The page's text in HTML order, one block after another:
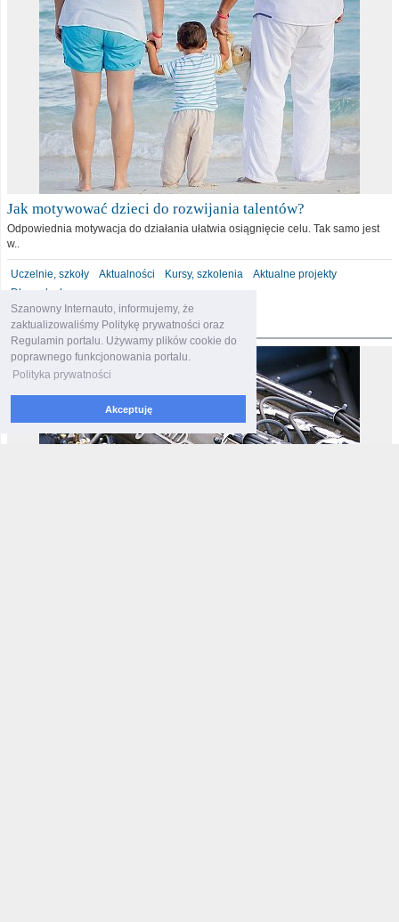
Szanowny Internauto, informujemy, że
zaktualizowaliśmy Politykę prywatności oraz
Regulamin portalu. Używamy plików cookie do
poprawnego funkcjonowania portalu.
Polityka prywatności
Akceptuję
Jak motywować dzieci do rozwijania talentów?
Odpowiednia motywacja do działania ułatwia osiągnięcie celu. Tak samo jest
w..
Uczelnie, szkoły Aktualności Kursy, szkolenia
Aktualne projekty
Dla malucha
motoryzacja